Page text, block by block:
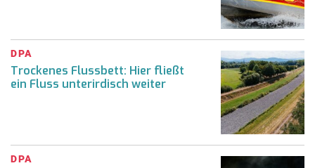
DPA
Trockenes Flussbett: Hier fließt
ein Fluss unterirdisch weiter
DPA